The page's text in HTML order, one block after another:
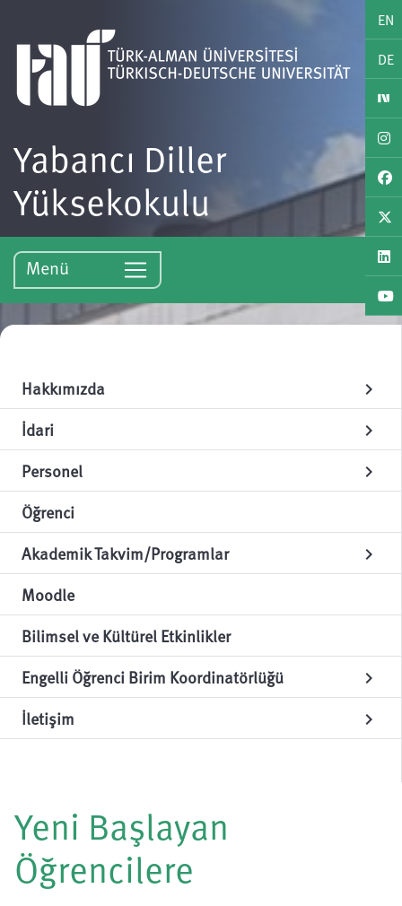
EN
DE
Yabancı Diller
Yüksekokulu
Menü
Hakkımızda chevron_right
İdari chevron_right
Personel chevron_right
Öğrenci
Akademik Takvim/Programlar
chevron_right
Moodle
Bilimsel ve Kültürel Etkinlikler
Engelli Öğrenci Birim Koordinatörlüğü
chevron_right
İletişim chevron_right
Yeni Başlayan
Öğrencilere